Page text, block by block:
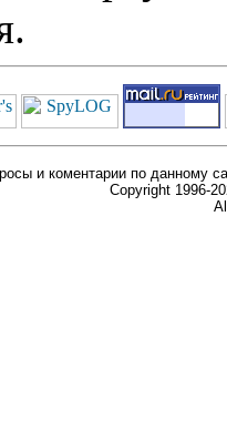
и коментарии по данному
Copyright 1996-